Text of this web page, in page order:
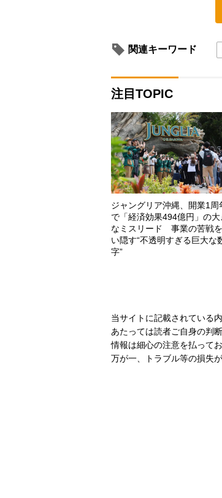
関連キーワード
注目TOPIC
ジャングリア沖縄、開業1周
で「経済効果494億円」の大
なミスリード 事業の苦戦
い隠す“不透明すぎる巨大な
字”
当サイトに記載されている
あたっては読者ご自身の判
情報は細心の注意を払って
万が一、トラブル等の損失